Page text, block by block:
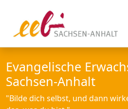
Evangelische
Sachsen-Anhalt
"Bilde dich selbst, und dann